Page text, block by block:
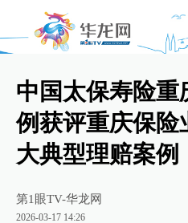
中国太保寿险重
例获评重庆保险
大典型理赔案例
第1眼TV-华龙网
2026-03-17 14:26